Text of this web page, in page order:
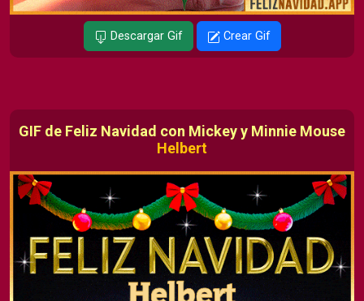
Descargar Gif Crear Gif
GIF de Feliz Navidad con Mickey y Minnie Mouse
Helbert